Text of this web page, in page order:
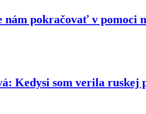
nám pokračovať v pomoci
som verila ruskej